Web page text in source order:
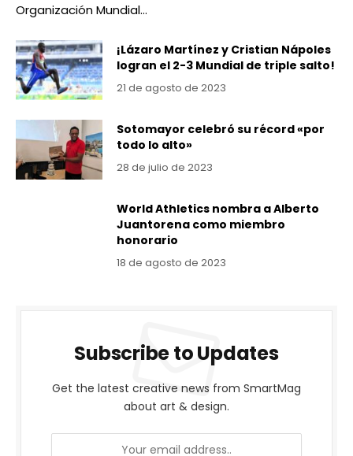
Organización Mundial…
¡Lázaro Martínez y Cristian Nápoles
logran el 2-3 Mundial de triple salto!
21 de agosto de 2023
Sotomayor celebró su récord «por
todo lo alto»
28 de julio de 2023
World Athletics nombra a Alberto
Juantorena como miembro
honorario
18 de agosto de 2023
Subscribe to Updates
Get the latest creative news from SmartMag
about art & design.